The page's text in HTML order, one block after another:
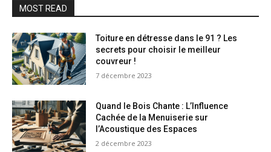
MOST READ
Toiture en détresse dans le 91 ? Les
secrets pour choisir le meilleur
couvreur !
7 décembre 2023
Quand le Bois Chante : L’Influence
Cachée de la Menuiserie sur
l’Acoustique des Espaces
2 décembre 2023